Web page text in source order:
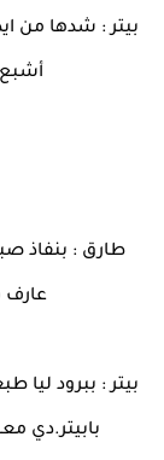
بيتر : شدها من
أشبع
طارق : بنفاذ
عارف
بيتر : ببرود ليا
بابيتر.دي